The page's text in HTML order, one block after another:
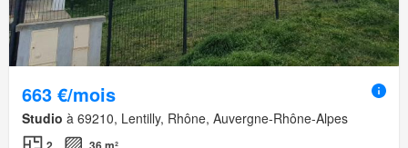
663 €/mois
Studio à 69210, Lentilly, Rhône, Auvergne-Rhône-Alpes